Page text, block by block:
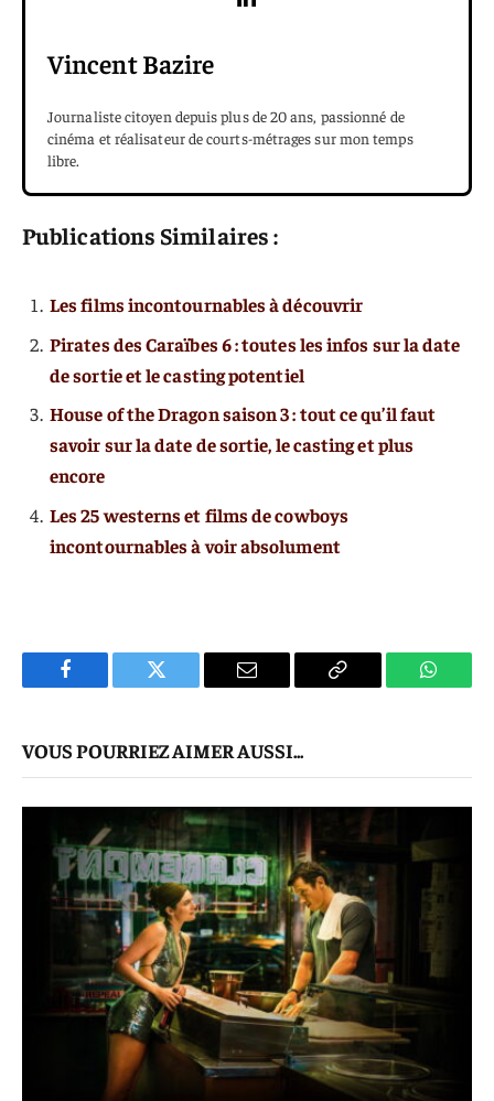
Vincent Bazire
Journaliste citoyen depuis plus de 20 ans, passionné de
cinéma et réalisateur de courts-métrages sur mon temps
libre.
Publications Similaires :
Les films incontournables à découvrir
Pirates des Caraïbes 6 : toutes les infos sur la date
de sortie et le casting potentiel
House of the Dragon saison 3 : tout ce qu’il faut
savoir sur la date de sortie, le casting et plus
encore
Les 25 westerns et films de cowboys
incontournables à voir absolument
Facebook Twitter
E-
Copier
VOUS POURRIEZ AIMER AUSSI...